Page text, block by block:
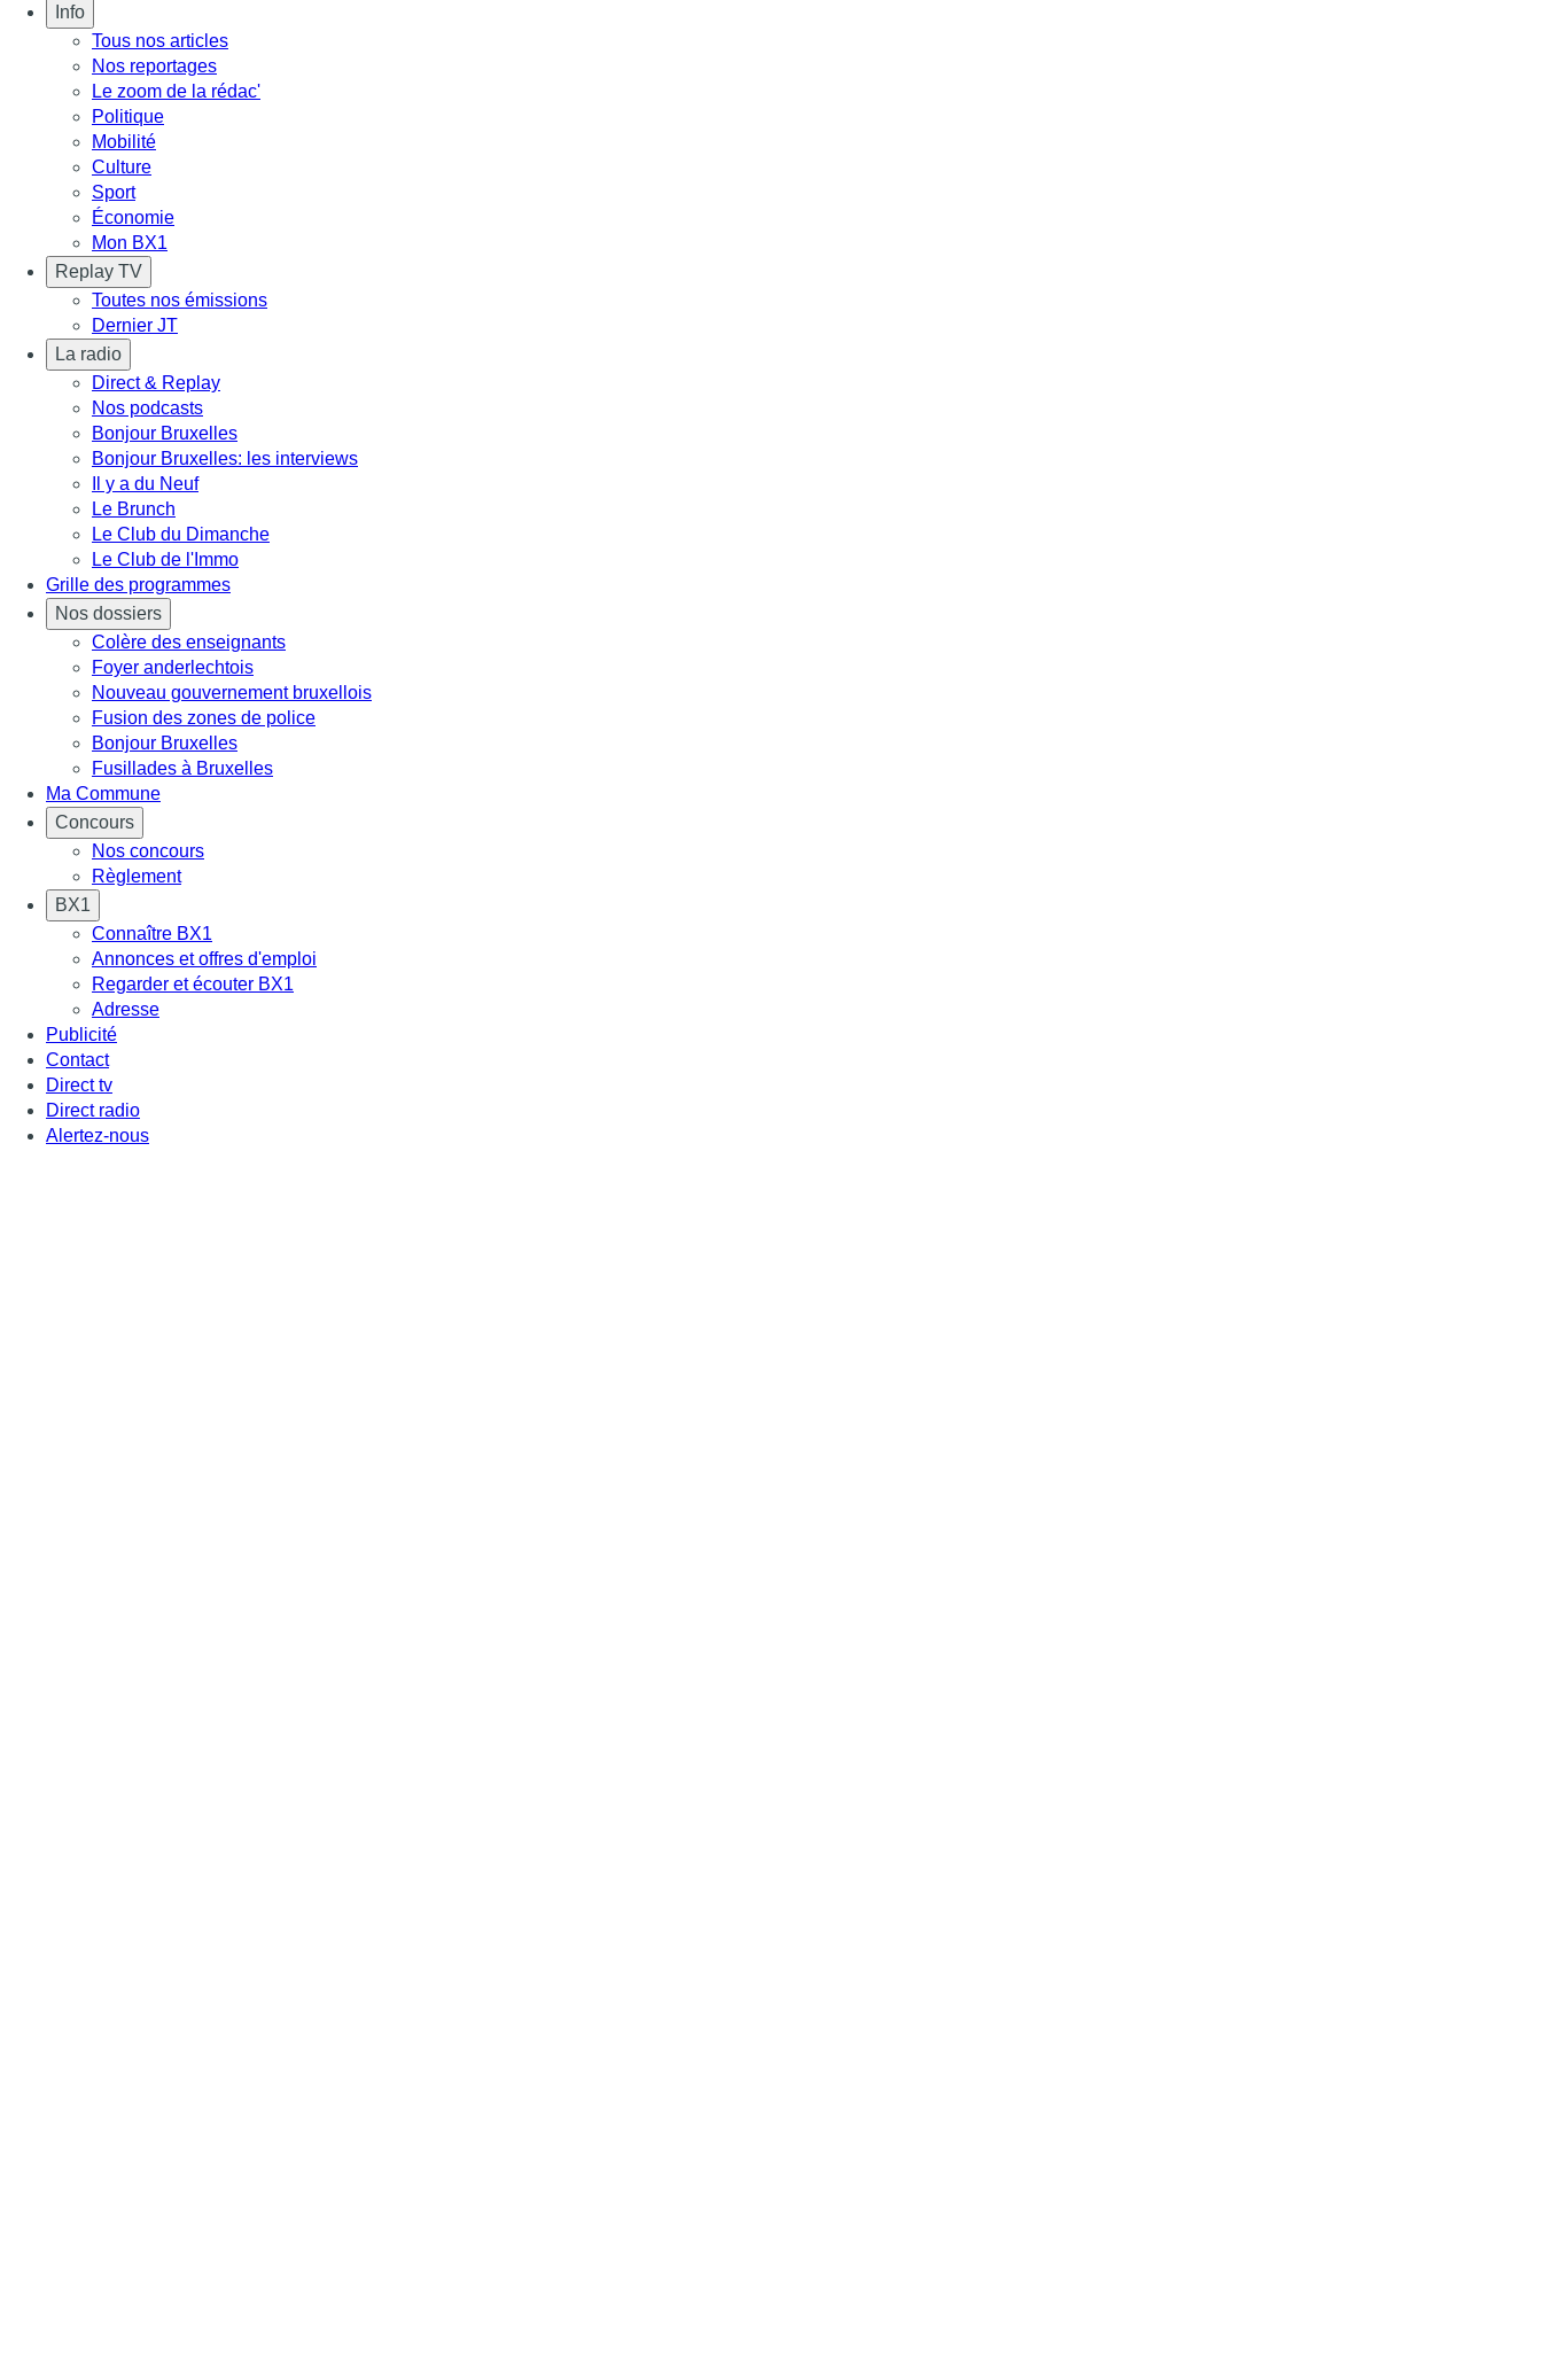
Info
Tous nos articles
Nos reportages
Le zoom de la rédac'
Politique
Mobilité
Culture
Sport
Économie
Mon BX1
Replay TV
Toutes nos émissions
Dernier JT
La radio
Direct & Replay
Nos podcasts
Bonjour Bruxelles
Bonjour Bruxelles: les interviews
Il y a du Neuf
Le Brunch
Le Club du Dimanche
Le Club de l'Immo
Grille des programmes
Nos dossiers
Colère des enseignants
Foyer anderlechtois
Nouveau gouvernement bruxellois
Fusion des zones de police
Bonjour Bruxelles
Fusillades à Bruxelles
Ma Commune
Concours
Nos concours
Règlement
BX1
Connaître BX1
Annonces et offres d'emploi
Regarder et écouter BX1
Adresse
Publicité
Contact
Direct tv
Direct radio
Alertez-nous